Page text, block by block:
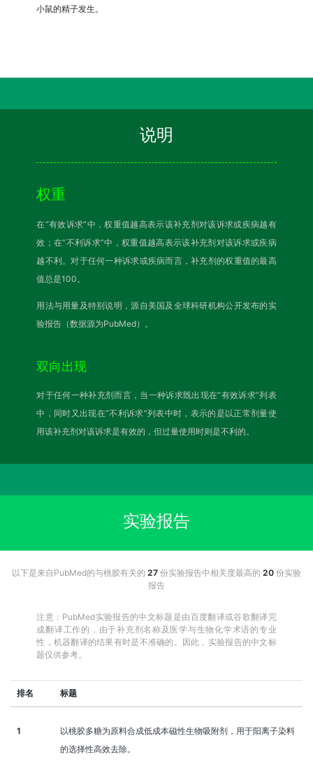
小鼠的精子发生。
说明
权重
在“有效诉求”中，权重值越高表示该补充剂对该诉求或疾病越有
效；在“不利诉求”中，权重值越高表示该补充剂对该诉求或疾病
越不利。对于任何一种诉求或疾病而言，补充剂的权重值的最高
值总是100。
用法与用量及特别说明，源自美国及全球科研机构公开发布的实
验报告（数据源为PubMed）。
双向出现
对于任何一种补充剂而言，当一种诉求既出现在“有效诉求”列表
中，同时又出现在“不利诉求”列表中时，表示的是以正常剂量使
用该补充剂对该诉求是有效的，但过量使用时则是不利的。
实验报告
以下是来自PubMed的与桃胶有关的 27 份实验报告中相关度最高的 20 份实验
报告
注意：PubMed实验报告的中文标题是由百度翻译或谷歌翻译完
成翻译工作的，由于补充剂名称及医学与生物化学术语的专业
性，机器翻译的结果有时是不准确的。因此，实验报告的中文标
题仅供参考。
排名 标题
1
以桃胶多糖为原料合成低成本磁性生物吸附剂，用于阳离子染料
的选择性高效去除。